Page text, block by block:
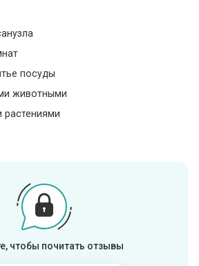
посуды
животными
растениями
чтобы почитать отзывы